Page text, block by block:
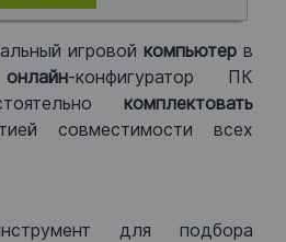
игровой компьютер в
онлайн-конфигуратор ПК
комплектовать
совместимости всех
для подбора